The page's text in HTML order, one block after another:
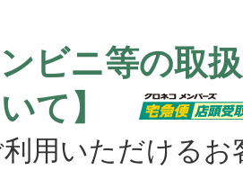
ンビニ等の取
て】
用いただけるお